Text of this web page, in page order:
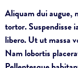
Aliquam dui augue,
tortor. Suspendisse
libero. Ut ut massa
Nam lobortis